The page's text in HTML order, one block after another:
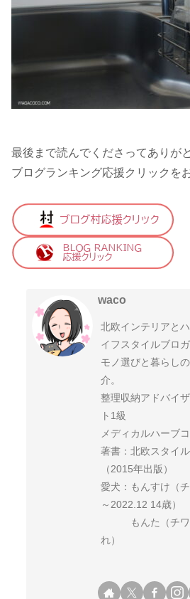
最後まで読んでくださってありが
ブログランキング応援クリックを
waco
北欧インテリアと
イフスタイルブロガ
モノ選びと暮らし
介。
整理収納アドバイ
ト1級
メディカルハーブ
著書：北欧スタイ
（2015年出版）
愛犬：もんすけ（
～2022.12 14歳）
もんた（チワ
れ）